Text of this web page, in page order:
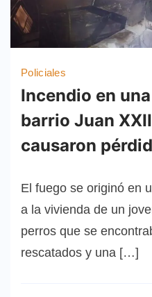
Policiales
Incendio en
barrio Juan
causaron
El fuego se originó en
a la vivienda de un
perros que se
rescatados y una […]